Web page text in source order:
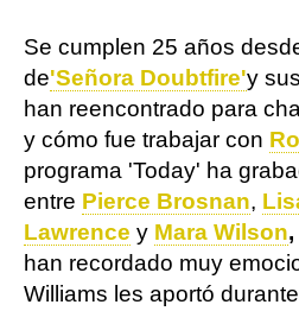
Se cumplen 25 años
de'Señora Doubtfire'y
han reencontrado para
y cómo fue trabajar con
programa 'Today' ha
entre Pierce Brosnan,
Lawrence y Mara Wilson,
han recordado muy
Williams les aportó